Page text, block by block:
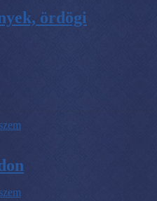
ördögi